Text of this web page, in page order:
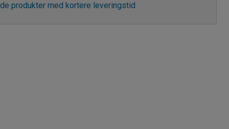
produkter med kortere leveringstid